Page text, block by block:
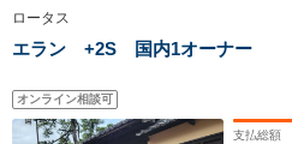
ロータス
エラン +2S 国内1オーナー
オンライン相談可
支払総額